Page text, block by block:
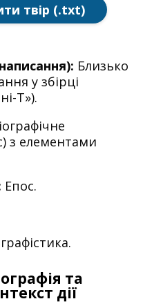
твір (.txt)
Близько
у збірці
Т»).
з елементами
Епос.
та
дії